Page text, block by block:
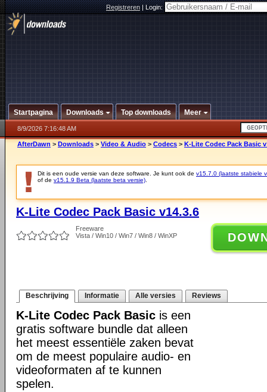
Registreren|Login:
Startpagina Downloads Top downloads Meer
8/9/2026 7:16:48 AM
AfterDawn > Downloads > Video & Audio > Codecs > K-Lite Codec Pack Basic
Dit is een oude versie van deze software. Je kunt ook de v15.7.0 (laatste stabiele
of de v15.1.9 Beta (laatste beta versie)
K-Lite Codec Pack Basic v14.3.6
Freeware
Vista / Win10 / Win7 / Win8 / WinXP
Beschrijving Informatie Alle versies Reviews
K-Lite Codec Pack Basic is een
gratis software bundle dat alleen
het meest essentiële zaken bevat
om de meest populaire audio- en
videoformaten af te kunnen
spelen.